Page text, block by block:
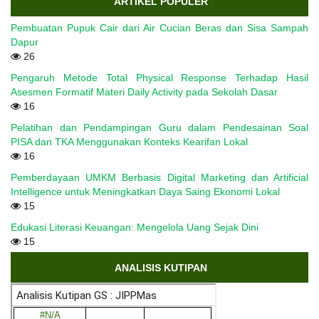
Pembuatan Pupuk Cair dari Air Cucian Beras dan Sisa Sampah
Dapur
26
Pengaruh Metode Total Physical Response Terhadap Hasil
Asesmen Formatif Materi Daily Activity pada Sekolah Dasar
16
Pelatihan dan Pendampingan Guru dalam Pendesainan Soal
PISA dan TKA Menggunakan Konteks Kearifan Lokal
16
Pemberdayaan UMKM Berbasis Digital Marketing dan Artificial
Intelligence untuk Meningkatkan Daya Saing Ekonomi Lokal
15
Edukasi Literasi Keuangan: Mengelola Uang Sejak Dini
15
ANALISIS KUTIPAN